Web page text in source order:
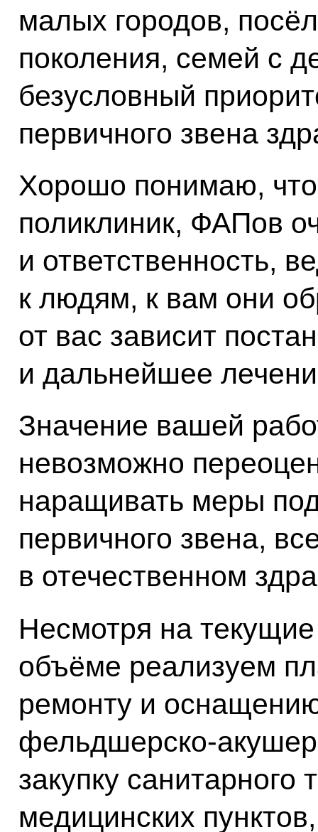
малых городов,
поколения, семей с
безусловный
первичного звена
Хорошо понимаю, что
поликлиник, ФАПов
и ответственность,
к людям, к вам они
от вас зависит
и дальнейшее
Значение вашей
невозможно
наращивать меры
первичного звена,
в отечественном
Несмотря на
объёме реализуем
ремонту и
фельдшерско-
закупку
медицинских